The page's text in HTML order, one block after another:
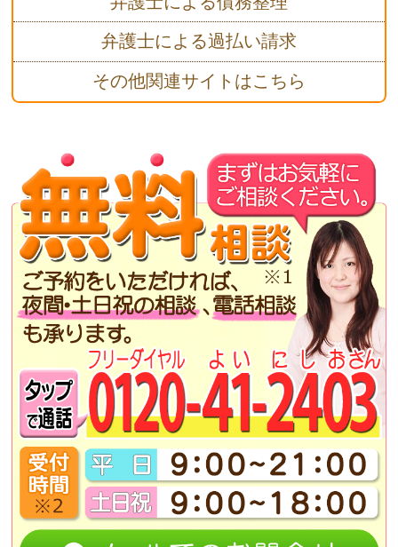
弁護士による過払い請求
その他関連サイトはこちら